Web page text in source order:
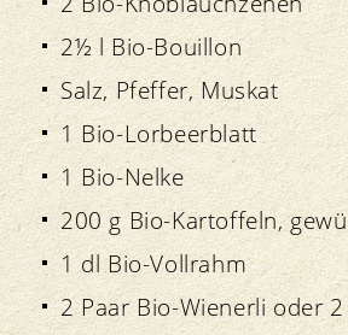
2½ l Bio-Bouillon
Salz, Pfeffer, Muskat
1 Bio-Lorbeerblatt
1 Bio-Nelke
200 g Bio-Kartoffeln,
1 dl Bio-Vollrahm
2 Paar Bio-Wienerli oder